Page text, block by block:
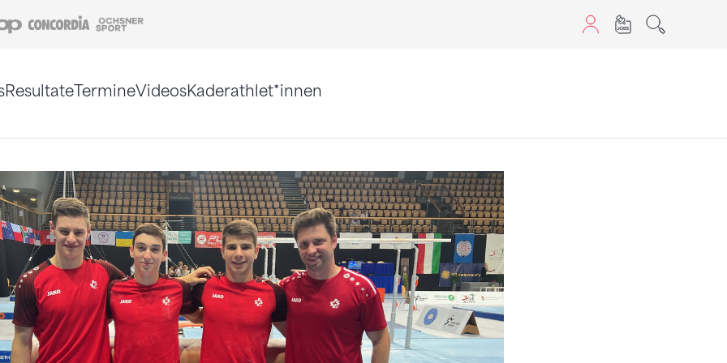
Coop Concordia
ResultateTermineVideosKaderathlet*innen